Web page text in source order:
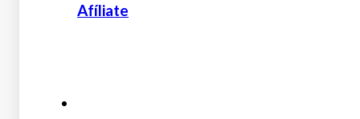
Afíliate